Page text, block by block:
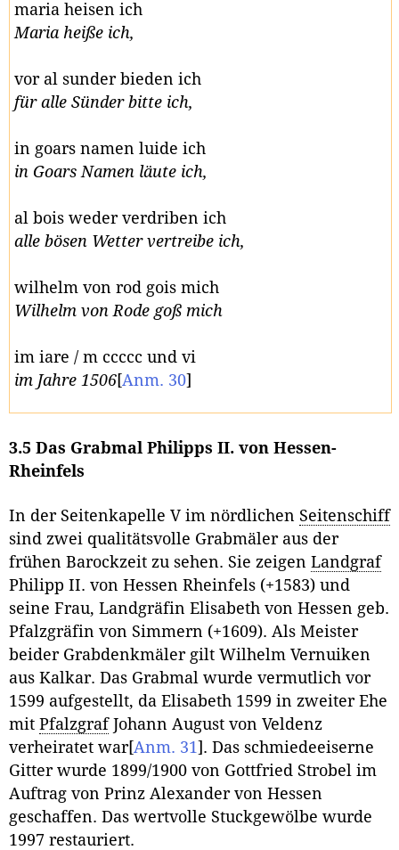
maria heisen ich
Maria heiße ich,
vor al sunder bieden ich
für alle Sünder bitte ich,
in goars namen luide ich
in Goars Namen läute ich,
al bois weder verdriben ich
alle bösen Wetter vertreibe ich,
wilhelm von rod gois mich
Wilhelm von Rode goß mich
im iare / m ccccc und vi
im Jahre 1506[Anm. 30]
3.5 Das Grabmal Philipps II. von Hessen-
Rheinfels
In der Seitenkapelle V im nördlichen Seitenschiff
sind zwei qualitätsvolle Grabmäler aus der
frühen Barockzeit zu sehen. Sie zeigen Landgraf
Philipp II. von Hessen Rheinfels (+1583) und
seine Frau, Landgräfin Elisabeth von Hessen geb.
Pfalzgräfin von Simmern (+1609). Als Meister
beider Grabdenkmäler gilt Wilhelm Vernuiken
aus Kalkar. Das Grabmal wurde vermutlich vor
1599 aufgestellt, da Elisabeth 1599 in zweiter Ehe
mit PfalzgrafJohann August von Veldenz
verheiratet war[Anm. 31] . Das schmiedeeiserne
Gitter wurde 1899/1900 von Gottfried Strobel im
Auftrag von Prinz Alexander von Hessen
geschaffen. Das wertvolle Stuckgewölbe wurde
1997 restauriert.